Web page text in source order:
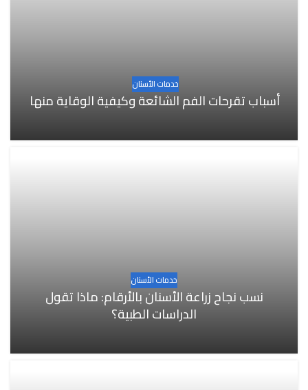
خدمات الأسنان
أسباب تقرحات الفم الشائعة وكيفية الوقاية منها
خدمات الأسنان
نسب نجاح زراعة الأسنان بالأرقام: ماذا تقول
الدراسات الطبية؟